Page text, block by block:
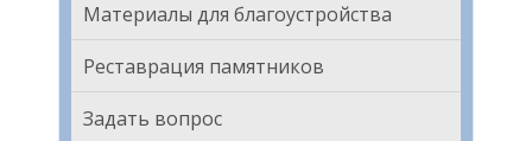
Материалы для благоустройства
Реставрация памятников
Задать вопрос